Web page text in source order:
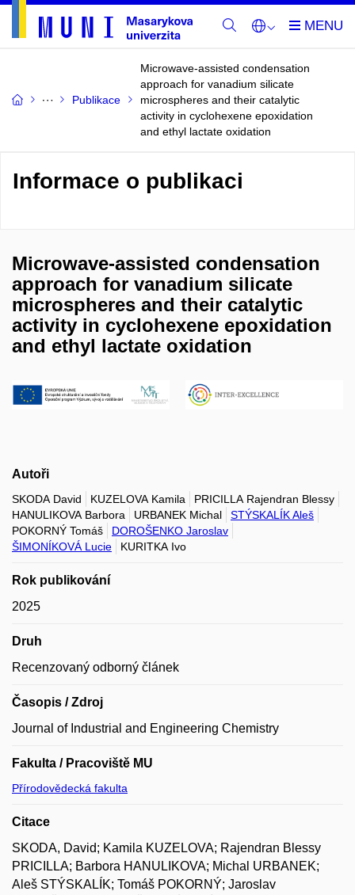
Publikace
Microwave-assisted condensation
approach for vanadium silicate
microspheres and their catalytic
activity in cyclohexene epoxidation
and ethyl lactate oxidation
Informace o publikaci
Microwave-assisted condensation
approach for vanadium silicate
microspheres and their catalytic
activity in cyclohexene epoxidation
and ethyl lactate oxidation
Autoři
SKODA David KUZELOVA Kamila
PRICILLA Rajendran Blessy
HANULIKOVA Barbora
URBANEK Michal
STÝSKALÍK Aleš
POKORNÝ Tomáš
DOROŠENKO Jaroslav
ŠIMONÍKOVÁ Lucie
KURITKA Ivo
Rok publikování
2025
Druh
Recenzovaný odborný článek
Časopis / Zdroj
Journal of Industrial and Engineering Chemistry
Fakulta / Pracoviště MU
Přírodovědecká fakulta
Citace
SKODA, David; Kamila KUZELOVA; Rajendran Blessy
PRICILLA; Barbora HANULIKOVA; Michal URBANEK;
Aleš STÝSKALÍK; Tomáš POKORNÝ; Jaroslav